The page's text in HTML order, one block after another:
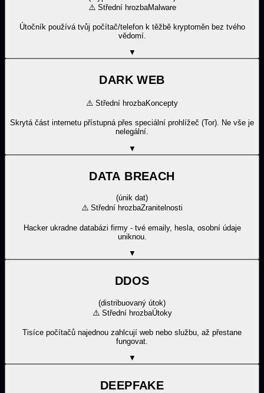
⚠️ Střední hrozbaMalware
Útočník používá tvůj počítač/telefon k těžbě kryptoměn bez tvého
vědomí.
▼
DARK WEB
⚠️ Střední hrozbaKoncepty
Skrytá část internetu přístupná přes speciální prohlížeč (Tor). Ne vše je
nelegální.
▼
DATA BREACH
(únik dat)
⚠️ Střední hrozbaZranitelnosti
Hacker ukradne databázi firmy - tvé emaily, hesla, osobní údaje
uniknou.
▼
DDOS
(distribuovaný útok)
⚠️ Střední hrozbaÚtoky
Tisíce počítačů najednou zahlcují web nebo službu, až přestane
fungovat.
▼
DEEPFAKE